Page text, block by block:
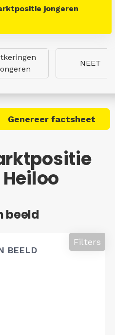
jongeren
NEET
Genereer factsheet
beeld
BEELD
Filters